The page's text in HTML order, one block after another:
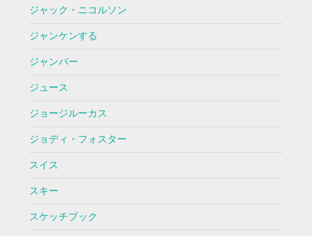
ジャック・ニコルソン
ジャンケンする
ジャンバー
ジュース
ジョージルーカス
ジョディ・フォスター
スイス
スキー
スケッチブック